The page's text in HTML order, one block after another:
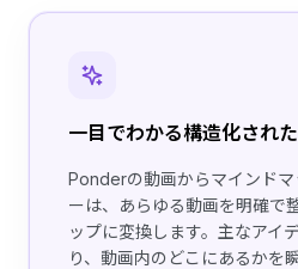
一目でわかる構造化され
Ponderの動画からマインド
ーは、あらゆる動画を明確で
ップに変換します。主なアイ
り、動画内のどこにあるかを